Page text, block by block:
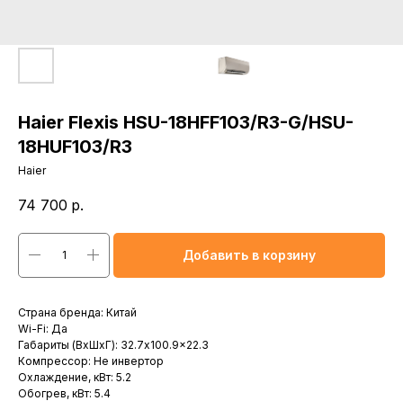
Haier Flexis HSU-18HFF103/R3-G/HSU-
18HUF103/R3
Haier
74 700 р.
Добавить в корзину
Страна бренда: Китай
Wi-Fi: Да
Габариты (ВхШхГ): 32.7x100.9x22.3
Компрессор: Не инвертор
Охлаждение, кВт: 5.2
Обогрев, кВт: 5.4